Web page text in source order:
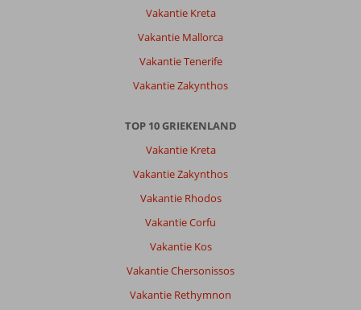
Vakantie Kreta
Vakantie Mallorca
Vakantie Tenerife
Vakantie Zakynthos
TOP 10 GRIEKENLAND
Vakantie Kreta
Vakantie Zakynthos
Vakantie Rhodos
Vakantie Corfu
Vakantie Kos
Vakantie Chersonissos
Vakantie Rethymnon